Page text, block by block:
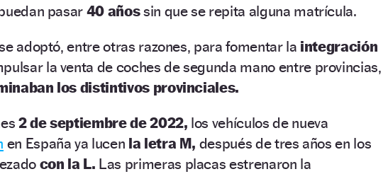
pasar40 añossin que se repita alguna matrícula.
adoptó, entre otras razones, para fomentar la integración
la venta de coches de segunda mano entre provincias,
los distintivos provinciales.
2 de septiembre de 2022, los vehículos de nueva
en España ya lucen la letra M, después de tres años en los
con la L. Las primeras placas estrenaron la